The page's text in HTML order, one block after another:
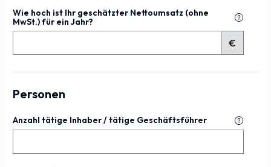
Wie hoch ist Ihr geschätzter Nettoumsatz (ohne
MwSt.) für ein Jahr?
€
Personen
Anzahl tätige Inhaber / tätige Geschäftsführer